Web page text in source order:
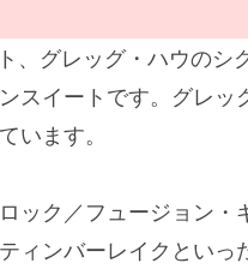
、グレッグ・ハウのシ
スイートです。グレッ
います。
ック／フュージョン・
ィンバーレイクといっ